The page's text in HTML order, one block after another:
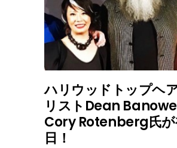
ハリウッドトップヘ
リストDean
Cory Rotenberg氏が
日！